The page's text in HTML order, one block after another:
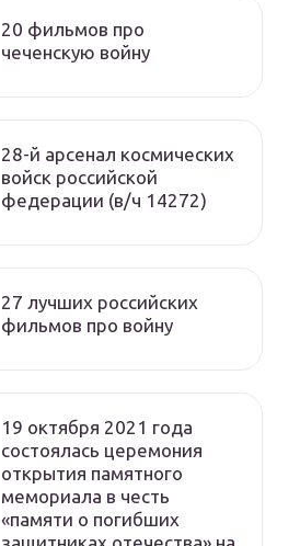
20 фильмов про
чеченскую войну
28-й арсенал космических
войск российской
федерации (в/ч 14272)
27 лучших российских
фильмов про войну
19 октября 2021 года
состоялась церемония
открытия памятного
мемориала в честь
«памяти о погибших